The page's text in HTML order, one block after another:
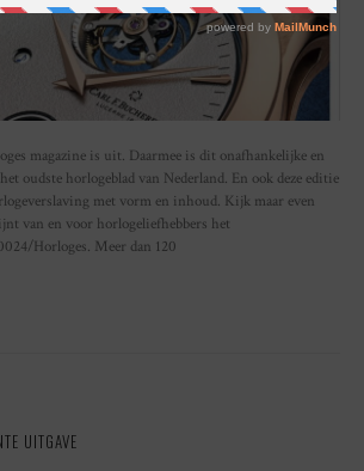
magazine is uit. Daarmee is dit onafhankelijke en
oudste horlogeblad van Nederland. En ook deze editie
met vorm en inhoud. Kijk maar even
van en voor horlogeliefhebbers het
Horloges. Meer dan 120
UITGAVE